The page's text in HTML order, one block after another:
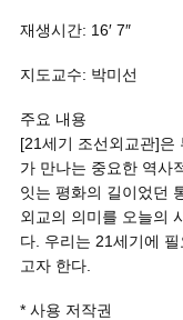
재생시간: 16′ 7″
지도교수: 박미선
주요 내용
[21세기 조선외교관]은
가 만나는 중요한 역사
잇는 평화의 길이었던
외교의 의미를 오늘의
다. 우리는 21세기에
고자 한다.
* 사용 저작권